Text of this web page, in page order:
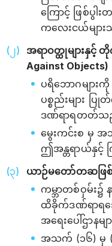
ကြောင့် ဖြစ်ပွ
ကလေးငယ်မျာ
အရာဝတ္ထုများနှင့် တို
Against Objects)
ပရိဘောဂများ
ပစ္စည်းများ ပ
ဒဏ်ရာရတတ်
မွေးကင်းစ မှ
ဤအန္တရာယ်နှင့်
ယာဉ်မတော်တဆဖြစ်
ကမ္ဘာတစ်ဝှမ်း
ထိခိုက်ဒဏ်ရာရသ
အရေးပေါ်ဌာန
အသက် (၁၆) မှ (